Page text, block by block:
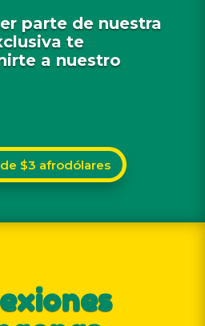
parte de nuestra
te
a nuestro
$3 afrodólares